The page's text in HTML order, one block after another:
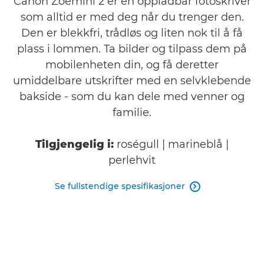
Støtte
som alltid er med deg når du trenger den.
Den er blekkfri, trådløs og liten nok til å få
plass i lommen. Ta bilder og tilpass dem på
mobilenheten din, og få deretter
umiddelbare utskrifter med en selvklebende
bakside - som du kan dele med venner og
familie.
Tilgjengelig i: roségull | marineblå |
perlehvit
Se fullstendige spesifikasjoner 